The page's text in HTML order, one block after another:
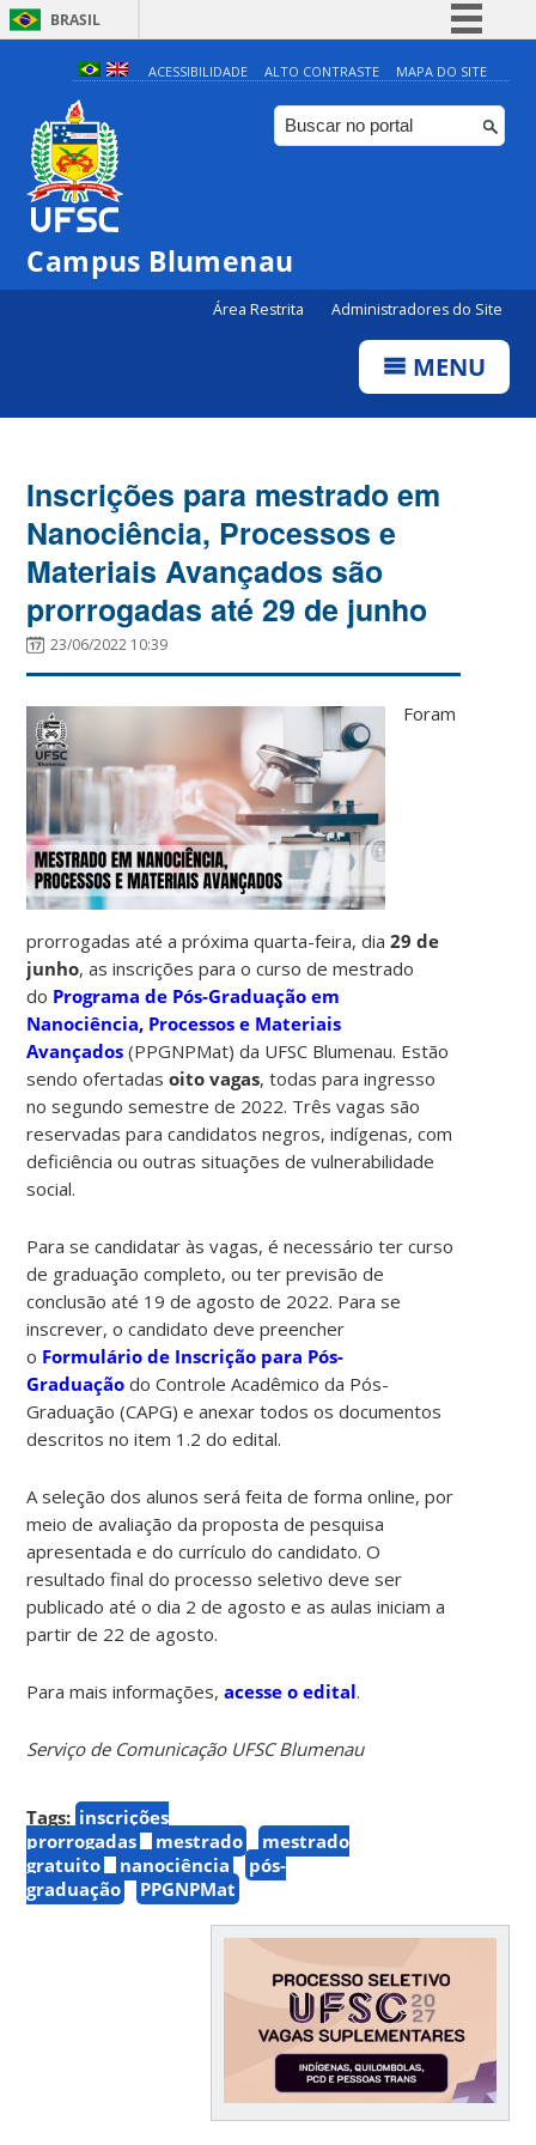
BRASIL
Simplifique!
Comunica BR
Participe
ACESSIBILIDADE ALTO CONTRASTE MAPA DO SITE
Campus Blumenau
Área Restrita Administradores do Site
MENU
Inscrições para mestrado em
Nanociência, Processos e
Materiais Avançados são
prorrogadas até 29 de junho
23/06/2022 10:39
Foram
prorrogadas até a próxima quarta-feira, dia29 de
junho, as inscrições para o curso de mestrado
do Programa de Pós-Graduação em
Nanociência, Processos e Materiais
Avançados (PPGNPMat) da UFSC Blumenau. Estão
sendo ofertadasoito vagas, todas para ingresso
no segundo semestre de 2022. Três vagas são
reservadas para candidatos negros, indígenas, com
deficiência ou outras situações de vulnerabilidade
social.
Para se candidatar às vagas, é necessário ter curso
de graduação completo, ou ter previsão de
conclusão até 19 de agosto de 2022. Para se
inscrever, o candidato deve preencher
o Formulário de Inscrição para Pós-
Graduação do Controle Acadêmico da Pós-
Graduação (CAPG) e anexar todos os documentos
descritos no item 1.2 do edital.
A seleção dos alunos será feita de forma online, por
meio de avaliação da proposta de pesquisa
apresentada e do currículo do candidato. O
resultado final do processo seletivo deve ser
publicado até o dia 2 de agosto e as aulas iniciam a
partir de 22 de agosto.
Para mais informações,acesse o edital.
Serviço de Comunicação UFSC Blumenau
Tags: inscrições
prorrogadas
mestrado
mestrado
gratuito
nanociência
pós-
graduação
PPGNPMat